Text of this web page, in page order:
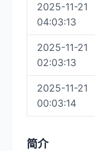
2025-11-21
04:03:13
2025-11-21
02:03:13
2025-11-21
00:03:14
简介